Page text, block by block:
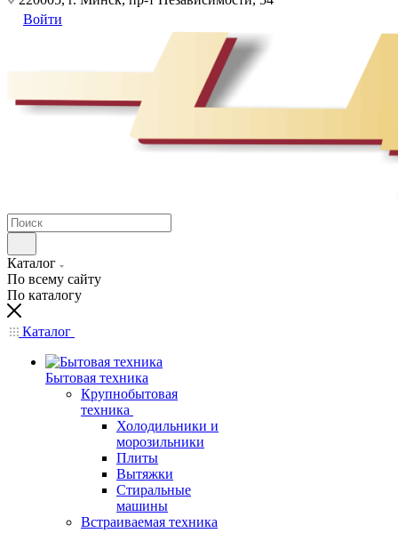
Войти
Каталог
По всему сайту
По каталогу
Каталог
Бытовая техника
Крупнобытовая
техника
Холодильники и
морозильники
Плиты
Вытяжки
Стиральные
машины
Встраиваемая техника